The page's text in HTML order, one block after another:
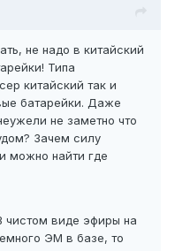
не надо в китайский
Типа
китайский так и
батарейки. Даже
не заметно что
Зачем силу
можно найти где
чистом виде эфиры на
ЭМ в базе, то